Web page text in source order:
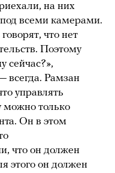
на них
под всеми камерами.
что нет
Поэтому
сейчас?»,
всегда. Рамзан
управлять
можно только
Он в этом
что он должен
этого он должен